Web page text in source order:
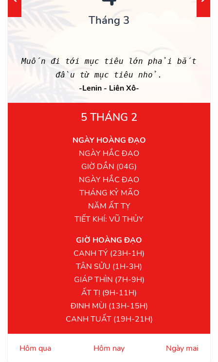
Tháng 3
Muốn đi tới mục tiêu lớn phải bắt
đầu từ mục tiêu nhỏ.
-Lenin - Liên Xô-
5 THÁNG 2
NGÀY HOÀNG ĐẠO
NGÀY HẮC ĐẠO
GIỜ DẦN (04G)
NGÀY HẮC ĐẠO
THÁNG KỶ MÃO
NĂM ẤT TỴ
TIẾT KHÍ: VŨ THỦY
GIỜ HOÀNG ĐẠO
CANH TÝ (23H-1H)
TÂN SỬU (1H-3H)
GIÁP THÌN (7H-9H)
ẤT TỊ (9H-11H)
ĐINH MÙI (13H-15H)
CANH TUẤT (19H-21H)
Hôm qua Hôm nay Ngày mai